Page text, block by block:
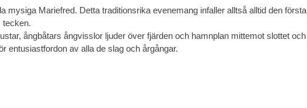
mysiga Mariefred. Detta traditionsrika evenemang infaller alltså alltid den första
tecken.
ångbåtars ångvisslor ljuder över fjärden och hamnplan mittemot slottet och
entusiastfordon av alla de slag och årgångar.